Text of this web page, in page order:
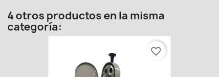
4 otros productos en la misma
categoría:
favorite_border